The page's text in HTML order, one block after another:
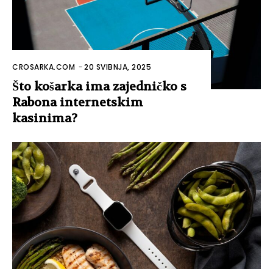
CROSARKA.COM -20 SVIBNJA, 2025
Što košarka ima zajedničko s
Rabona internetskim
kasinima?